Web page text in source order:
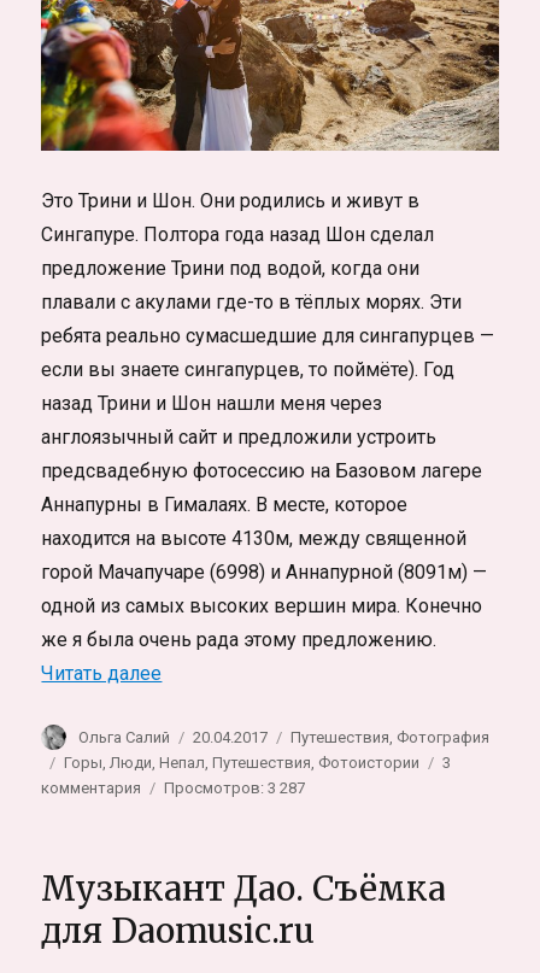
Это Трини и Шон. Они родились и живут в
Сингапуре. Полтора года назад Шон сделал
предложение Трини под водой, когда они
плавали с акулами где-то в тёплых морях. Эти
ребята реально сумасшедшие для сингапурцев —
если вы знаете сингапурцев, то поймёте). Год
назад Трини и Шон нашли меня через
англоязычный сайт и предложили устроить
предсвадебную фотосессию на Базовом лагере
Аннапурны в Гималаях. В месте, которое
находится на высоте 4130м, между священной
горой Мачапучаре (6998) и Аннапурной (8091м) —
одной из самых высоких вершин мира. Конечно
же я была очень рада этому предложению.
Читать далее«Свадебная фотосессия в горах Непала
Автор
Ольга Салий Опубликовано
20.04.2017 Рубрики
Путешествия Фотография
Метки
Горы Люди ,Непал ,Путешествия Фотоистории
3
комментария
в
Непала
Просмотров: 3 287
Музыкант Дао. Съёмка
для Daomusic.ru